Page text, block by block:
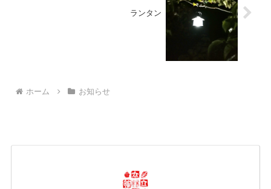
ランタン
ホーム お知らせ